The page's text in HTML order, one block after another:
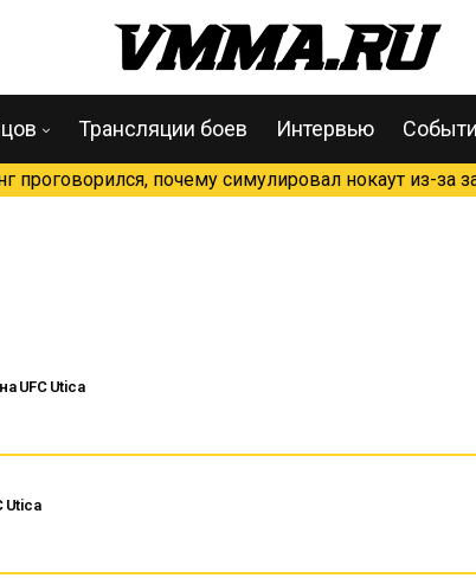
Трансляции боев Интервью
проговорился, почему симулировал нокаут из-за
UFC Utica
Utica